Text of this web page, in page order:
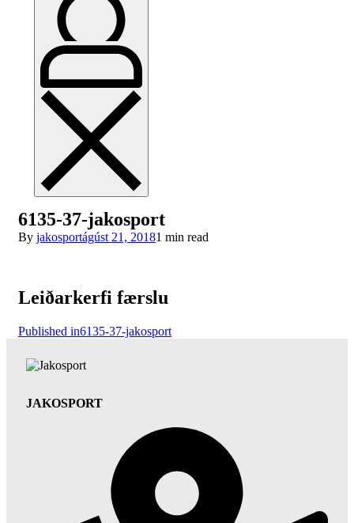
6135-37-jakosport
By jakosportágúst 21, 20181 min read
Leiðarkerfi færslu
Published in6135-37-jakosport
JAKOSPORT